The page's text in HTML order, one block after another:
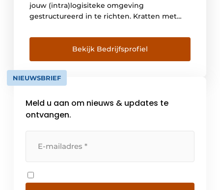
jouw (intra)logisiteke omgeving
gestructureerd in te richten. Kratten met
assortiment duurzame kunststof kratten en
bakken aan, zowel in voedselveilige als
gerecyclede materialen. En daar voegen we
graag nog extra service aan toe. Zo kan je […]
Bekijk Bedrijfsprofiel
NIEUWSBRIEF
Meld u aan om nieuws & updates te
ontvangen.